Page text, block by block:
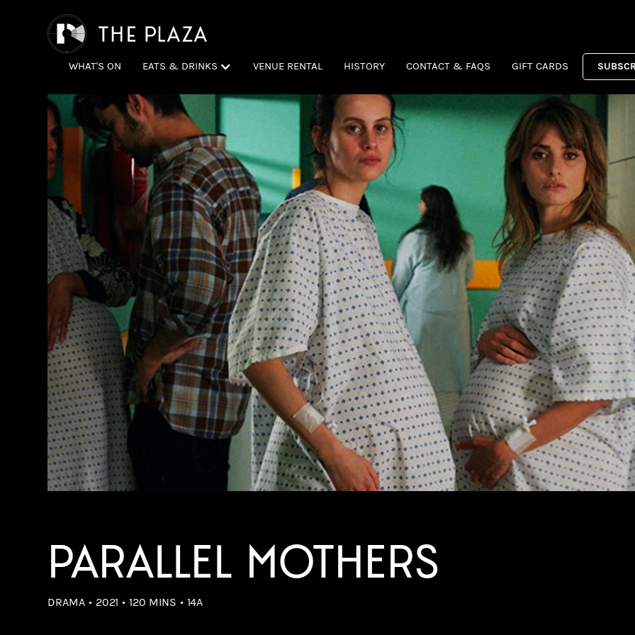
WHAT'S ON EATS & DRINKS VENUE RENTAL HISTORY CONTACT & FAQS GIFT CARDS
PARALLEL MOTHERS
DRAMA 2021 120 MINS 14A